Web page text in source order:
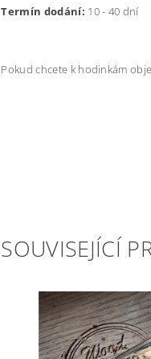
Termín dodání: 10 - 40 dní
Pokud chcete k hodinkám
SOUVISEJÍCÍ